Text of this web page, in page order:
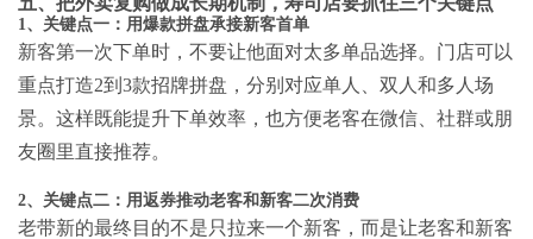
1、关键点一：用爆款拼盘承接新客首单
新客第一次下单时，不要让他面对太多单品选择。门店可以
重点打造2到3款招牌拼盘，分别对应单人、双人和多人场
景。这样既能提升下单效率，也方便老客在微信、社群或朋
友圈里直接推荐。
2、关键点二：用返券推动老客和新客二次消费
老带新的最终目的不是只拉来一个新客，而是让老客和新客